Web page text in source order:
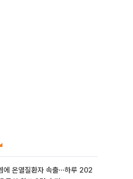
에 온열질환자 속출⋯하루 202